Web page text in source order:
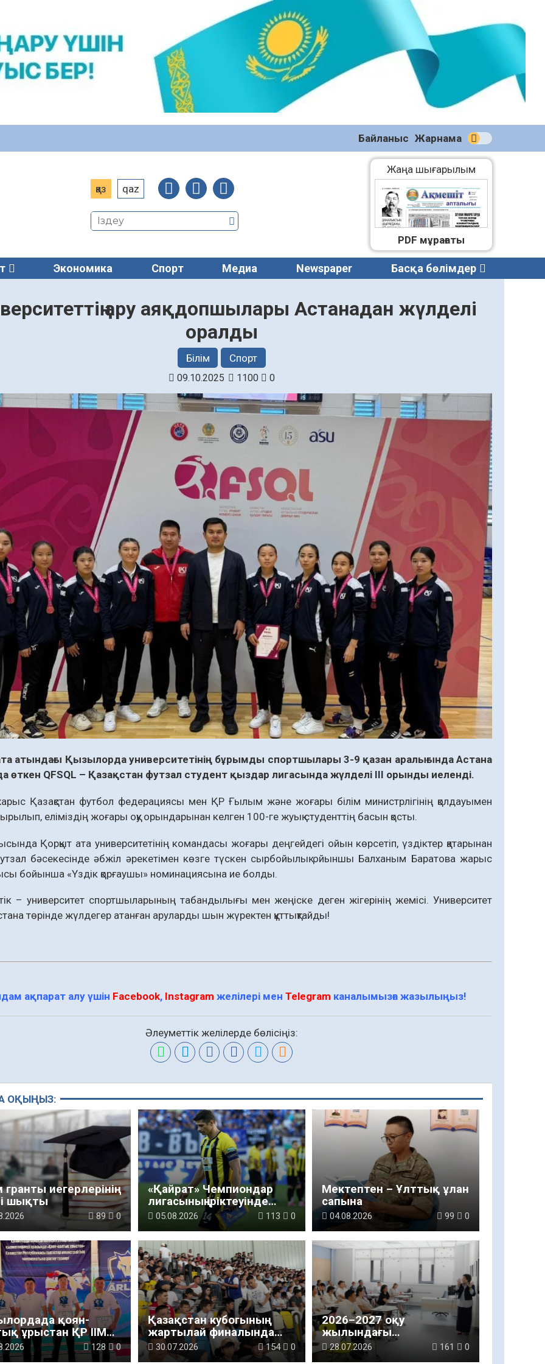
Байланыс Жарнама
қаз qaz
Жаңа шығарылым
(2271)
08.08.2026
PDF мұрағаты
Экономика Спорт Медиа Newspaper Басқа бөлімдер
ару аяқдопшылары Астанадан жүлделі
оралды
Білім Спорт
09.10.2025 1100 0
атындағы Қызылорда университетінің бұрымды спортшылары 3-9 қазан аралығында Астана
өткен QFSQL – Қазақстан футзал студент қыздар лигасында жүлделі ІІІ орынды иеленді.
Қазақстан футбол федерациясы мен ҚР Ғылым және жоғары білім министрлігінің қолдауымен
еліміздің жоғары оқу орындарынан келген 100-ге жуық студенттің басын қосты.
Қорқыт ата университетінің командасы жоғары деңгейдегі ойын көрсетіп, үздіктер қатарынан
бәсекесінде әбжіл әрекетімен көзге түскен сырбойылық ойыншы Балханым Баратова жарыс
бойынша «Үздік қорғаушы» номинациясына ие болды.
– университет спортшыларының табандылығы мен жеңіске деген жігерінің жемісі. Университет
төрінде жүлдегер атанған аруларды шын жүректен құттықтайды!
ақпарат алу үшін Facebook, Instagram желілері менTelegram каналымызға жазылыңыз!
Әлеуметтік желілерде бөлісіңіз:
ОҚЫҢЫЗ:
гранты иегерлерінің
шықты
89 0
«Қайрат» Чемпиондар
лигасының іріктеуінде
«Левскиге» есе жіберді
05.08.2026 113 0
Мектептен – Ұлттық ұлан
сапына
04.08.2026 99 0
қоян-
ұрыстан ҚР ІІМ
іріктеу
өтті
128 0
Қазақстан кубогының
жартылай финалында
адам саудасының алдын
алу бойынша
30.07.2026 154 0
2026–2027 оқу
жылындағы
мұғалімдерге арналған
жаңа талаптар
28.07.2026 161 0